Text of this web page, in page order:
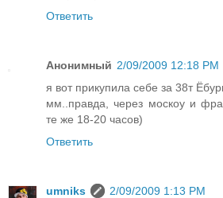
Ответить
Анонимный 2/09/2009 12:18 PM
я вот прикупила себе за 38т
мм..правда, через москоу и
те же 18-20 часов)
Ответить
umniks
2/09/2009 1:13 PM